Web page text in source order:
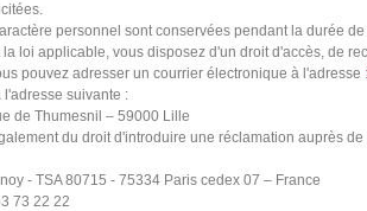
personnel sont conservées pendant la durée
loi applicable, vous disposez d'un droit d'accès, de
pouvez adresser un courrier électronique à l'adresse :
l'adresse suivante :
de Thumesnil – 59000 Lille
du droit d'introduire une réclamation auprès
- TSA 80715 - 75334 Paris cedex 07 – France
73 22 22